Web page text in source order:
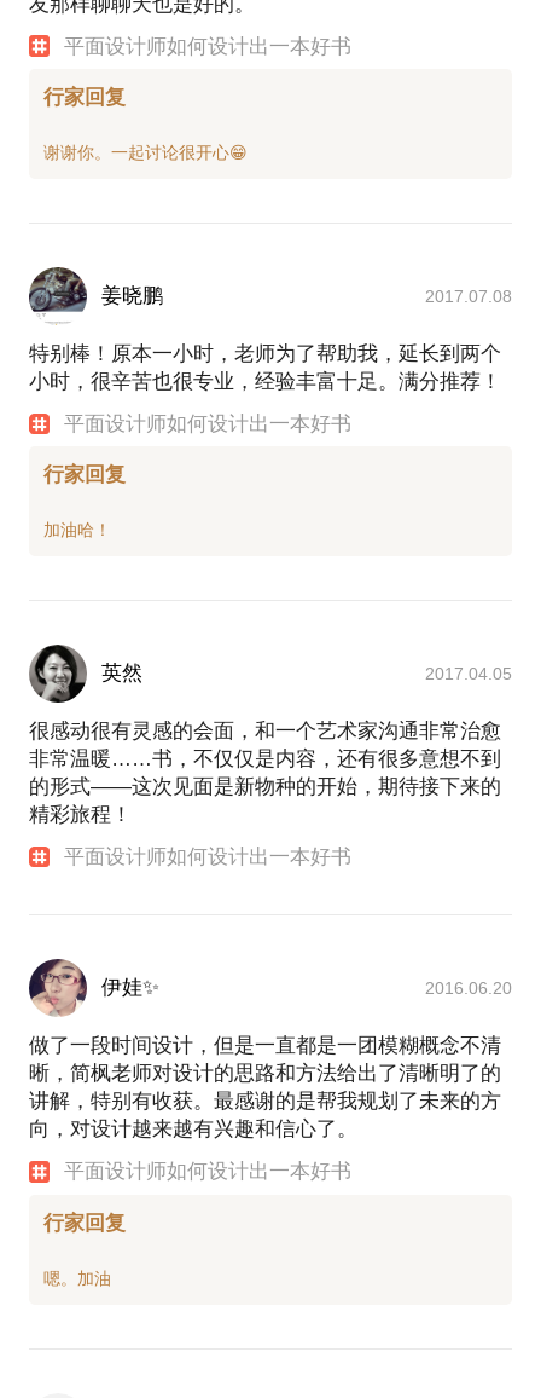
平面设计师如何设计出一本好书
行家回复
姜晓鹏 2017.07.08
特别棒！原本一小时，老师为了帮助我，延长到两个
小时，很辛苦也很专业，经验丰富十足。满分推荐！
平面设计师如何设计出一本好书
行家回复
英然 2017.04.05
很感动很有灵感的会面，和一个艺术家沟通非常治愈
非常温暖……书，不仅仅是内容，还有很多意想不到
的形式——这次见面是新物种的开始，期待接下来的
精彩旅程！
平面设计师如何设计出一本好书
伊娃✨ 2016.06.20
做了一段时间设计，但是一直都是一团模糊概念不清
晰，简枫老师对设计的思路和方法给出了清晰明了的
讲解，特别有收获。最感谢的是帮我规划了未来的方
向，对设计越来越有兴趣和信心了。
平面设计师如何设计出一本好书
行家回复